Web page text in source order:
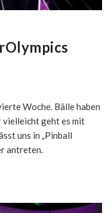
Woche. Bälle haben
vielleicht geht es mit
uns in „Pinball
antreten.